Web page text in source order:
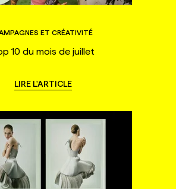
ET CRÉATIVITÉ
10 du mois de juillet
LIRE L'ARTICLE